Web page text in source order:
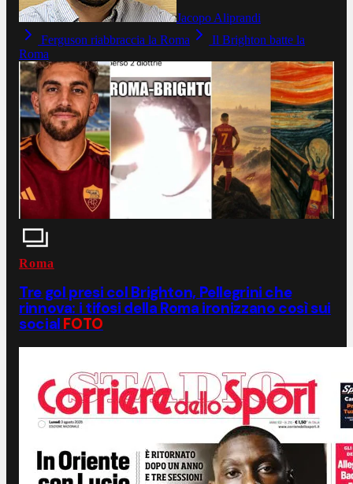
Jacopo Aliprandi
Ferguson riabbraccia la Roma
Il Brighton batte la
Roma
Roma
Tre gol presi col Brighton, Pellegrini che
rinnova: i tifosi della Roma ironizzano così sui
social FOTO